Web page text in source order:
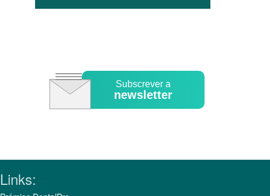
Subscrever a
newsletter
Links: